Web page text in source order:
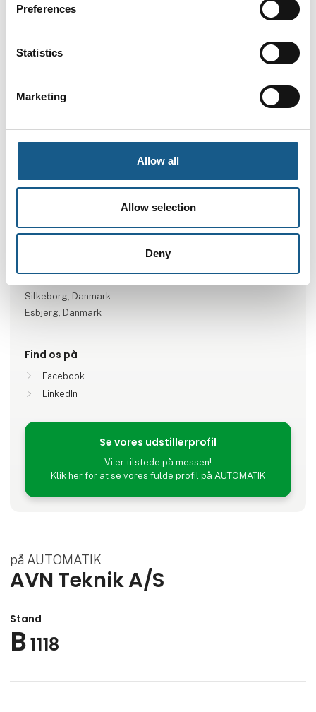
Preferences
Statistics
Marketing
Allow all
Allow selection
Deny
Gå til hjemmeside
Silkeborg, Danmark
Esbjerg, Danmark
Find os på
Facebook
LinkedIn
Se vores udstillerprofil
Vi er tilstede på messen!
Klik her for at se vores fulde profil på AUTOMATIK
på AUTOMATIK
AVN Teknik A/S
Stand
B1118